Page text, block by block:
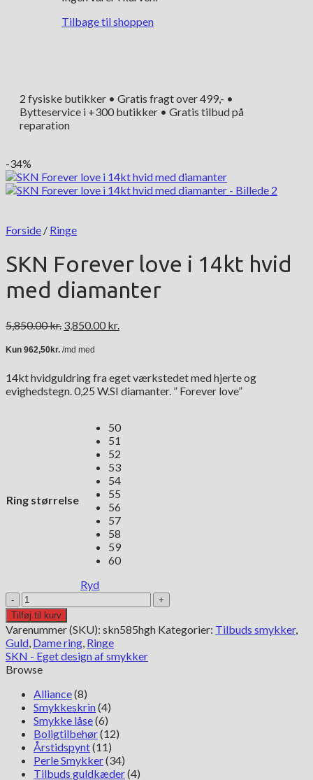
Tilbage til shoppen
2 fysiske butikker • Gratis fragt over 499,- •
Bytteservice i +300 butikker • Gratis tilbud på
reparation
-34%
Forside / Ringe
SKN Forever love i 14kt hvid
med diamanter
5,850.00kr. Den
pris
5,850.00 kr..
3,850.00 kr.
3,850.00 kr..
14kt hvidguldring fra eget værkstedet med hjerte og
evighedstegn. 0,25 W.SI diamanter. ” Forever love”
Ring størrelse
50
51
52
53
54
55
56
57
58
59
60
Ryd
SKN
Forever
love
i
14kt
hvid
med
diamanter
antal
Tilføj til kurv
Varenummer (SKU): skn585hgh Kategorier: Tilbuds smykker,
Guld, Dame ring, Ringe
SKN - Eget design af smykker
Browse
Alliance(8)
Smykkeskrin(4)
Smykke låse(6)
Boligtilbehør(12)
Årstidspynt(11)
Perle Smykker(34)
Tilbuds guldkæder(4)